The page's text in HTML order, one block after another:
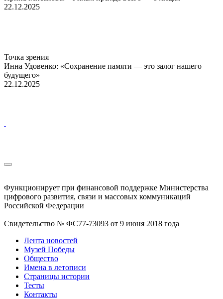
22.12.2025
Точка зрения
Инна Удовенко: «Сохранение памяти — это залог нашего
будущего»
22.12.2025
Функционирует при финансовой поддержке Министерства
цифрового развития, связи и массовых коммуникаций
Российской Федерации
Свидетельство № ФС77-73093 от 9 июня 2018 года
Лента новостей
Музей Победы
Общество
Имена в летописи
Страницы истории
Тесты
Контакты